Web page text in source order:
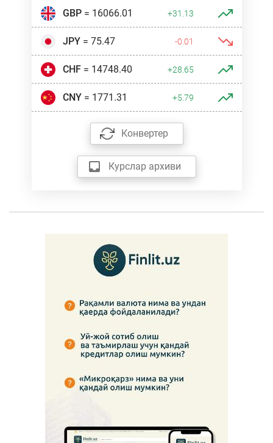
GBP= 16066.01 +31.13
JPY= 75.47 -0.01
CHF= 14748.40 +28.65
CNY= 1771.31 +5.79
Конвертер
Курслар архиви